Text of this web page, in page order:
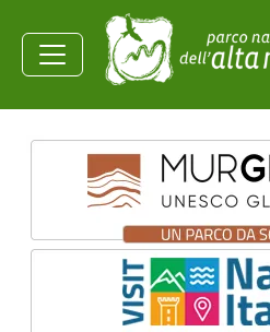
Salta al contenuto principale
Homepage